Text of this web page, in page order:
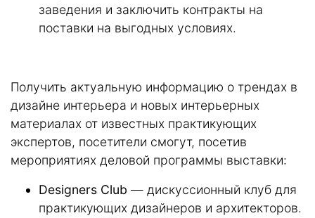
заведения и заключить контракты на
поставки на выгодных условиях.
Получить актуальную информацию о трендах в
дизайне интерьера и новых интерьерных
материалах от известных практикующих
экспертов, посетители смогут, посетив
меропри­ятиях деловой программы выставки:
Designers Club — дискуссионный клуб для
практикующих дизайнеров и архитекторов.